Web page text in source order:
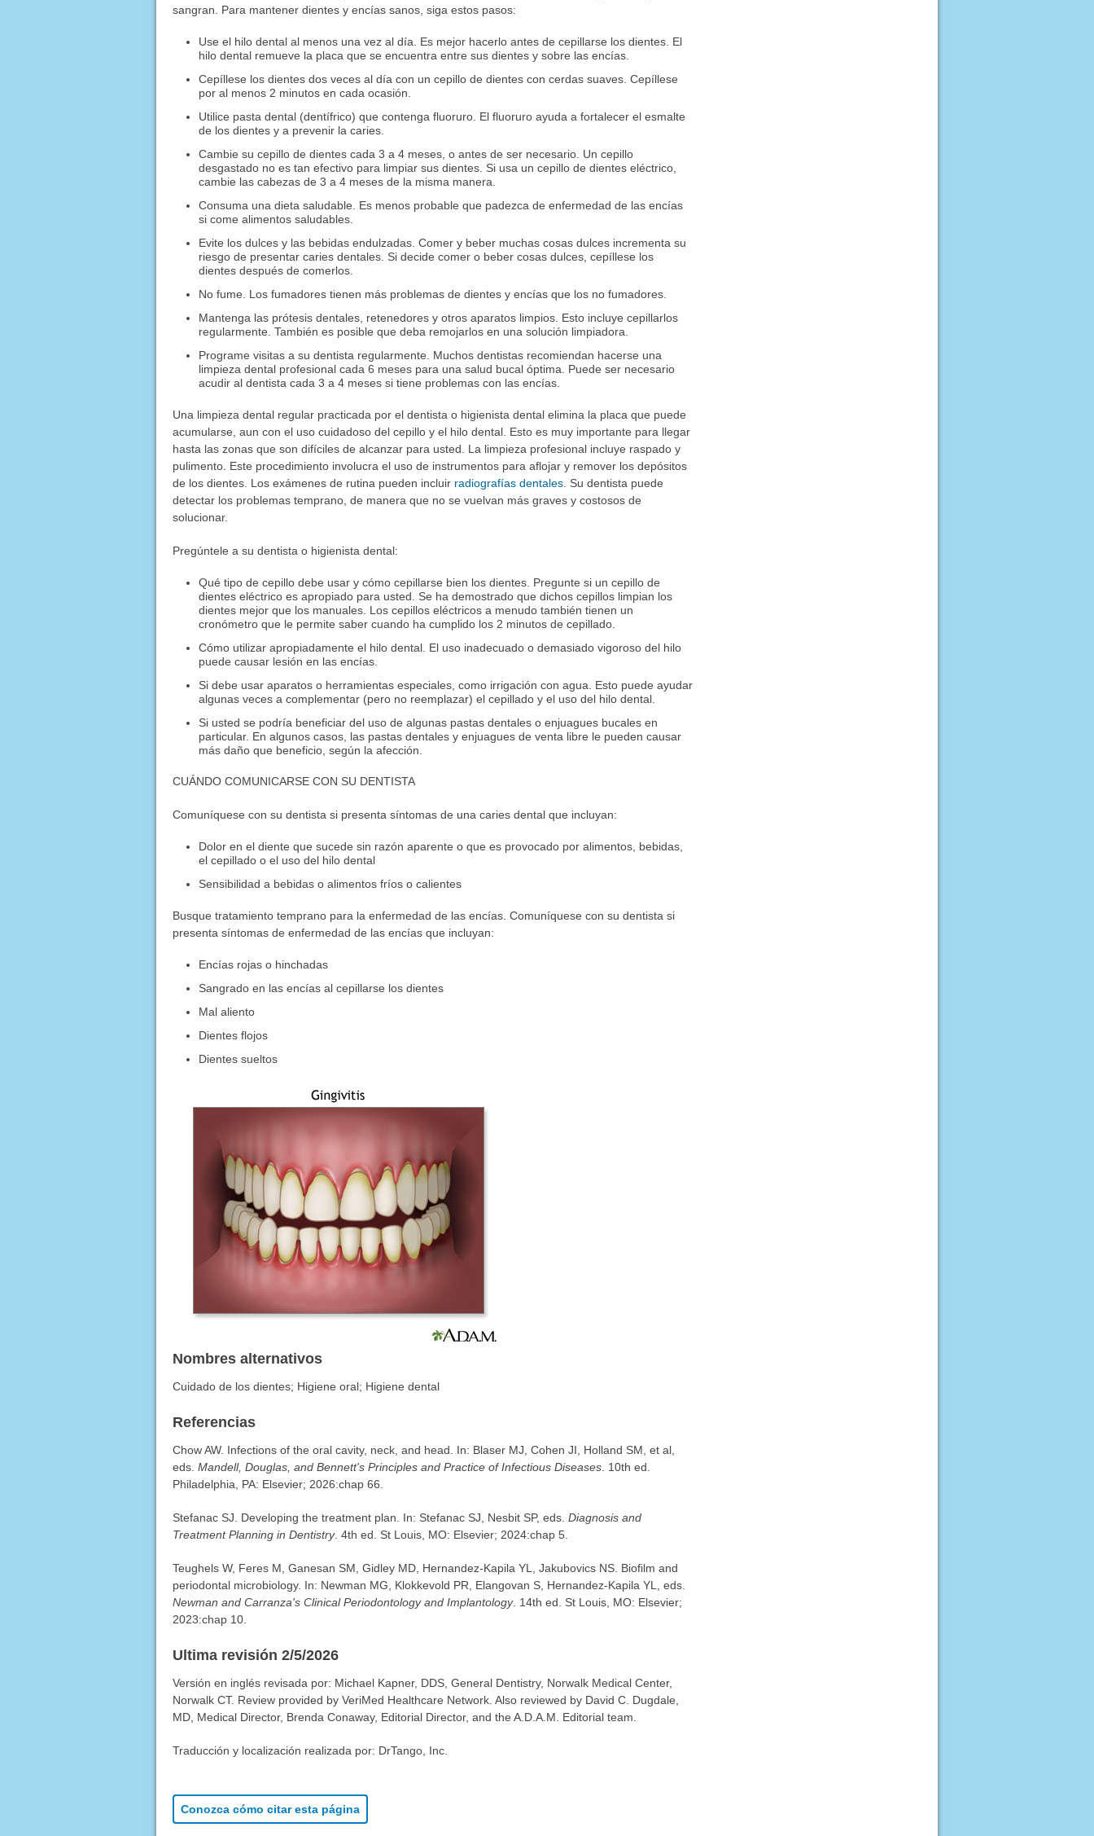
sangran. Para mantener dientes y encías sanos, siga estos pasos:
Use el hilo dental al menos una vez al día. Es mejor hacerlo antes de cepillarse los dientes. El
hilo dental remueve la placa que se encuentra entre sus dientes y sobre las encías.
Cepíllese los dientes dos veces al día con un cepillo de dientes con cerdas suaves. Cepíllese
por al menos 2 minutos en cada ocasión.
Utilice pasta dental (dentífrico) que contenga fluoruro. El fluoruro ayuda a fortalecer el esmalte
de los dientes y a prevenir la caries.
Cambie su cepillo de dientes cada 3 a 4 meses, o antes de ser necesario. Un cepillo
desgastado no es tan efectivo para limpiar sus dientes. Si usa un cepillo de dientes eléctrico,
cambie las cabezas de 3 a 4 meses de la misma manera.
Consuma una dieta saludable. Es menos probable que padezca de enfermedad de las encías
si come alimentos saludables.
Evite los dulces y las bebidas endulzadas. Comer y beber muchas cosas dulces incrementa su
riesgo de presentar caries dentales. Si decide comer o beber cosas dulces, cepíllese los
dientes después de comerlos.
No fume. Los fumadores tienen más problemas de dientes y encías que los no fumadores.
Mantenga las prótesis dentales, retenedores y otros aparatos limpios. Esto incluye cepillarlos
regularmente. También es posible que deba remojarlos en una solución limpiadora.
Programe visitas a su dentista regularmente. Muchos dentistas recomiendan hacerse una
limpieza dental profesional cada 6 meses para una salud bucal óptima. Puede ser necesario
acudir al dentista cada 3 a 4 meses si tiene problemas con las encías.
Una limpieza dental regular practicada por el dentista o higienista dental elimina la placa que puede
acumularse, aun con el uso cuidadoso del cepillo y el hilo dental. Esto es muy importante para llegar
hasta las zonas que son difíciles de alcanzar para usted. La limpieza profesional incluye raspado y
pulimento. Este procedimiento involucra el uso de instrumentos para aflojar y remover los depósitos
de los dientes. Los exámenes de rutina pueden incluir radiografías dentales. Su dentista puede
detectar los problemas temprano, de manera que no se vuelvan más graves y costosos de
solucionar.
Pregúntele a su dentista o higienista dental:
Qué tipo de cepillo debe usar y cómo cepillarse bien los dientes. Pregunte si un cepillo de
dientes eléctrico es apropiado para usted. Se ha demostrado que dichos cepillos limpian los
dientes mejor que los manuales. Los cepillos eléctricos a menudo también tienen un
cronómetro que le permite saber cuando ha cumplido los 2 minutos de cepillado.
Cómo utilizar apropiadamente el hilo dental. El uso inadecuado o demasiado vigoroso del hilo
puede causar lesión en las encías.
Si debe usar aparatos o herramientas especiales, como irrigación con agua. Esto puede ayudar
algunas veces a complementar (pero no reemplazar) el cepillado y el uso del hilo dental.
Si usted se podría beneficiar del uso de algunas pastas dentales o enjuagues bucales en
particular. En algunos casos, las pastas dentales y enjuagues de venta libre le pueden causar
más daño que beneficio, según la afección.
CUÁNDO COMUNICARSE CON SU DENTISTA
Comuníquese con su dentista si presenta síntomas de una caries dental que incluyan:
Dolor en el diente que sucede sin razón aparente o que es provocado por alimentos, bebidas,
el cepillado o el uso del hilo dental
Sensibilidad a bebidas o alimentos fríos o calientes
Busque tratamiento temprano para la enfermedad de las encías. Comuníquese con su dentista si
presenta síntomas de enfermedad de las encías que incluyan:
Encías rojas o hinchadas
Sangrado en las encías al cepillarse los dientes
Mal aliento
Dientes flojos
Dientes sueltos
Nombres alternativos
Cuidado de los dientes; Higiene oral; Higiene dental
Referencias
Chow AW. Infections of the oral cavity, neck, and head. In: Blaser MJ, Cohen JI, Holland SM, et al,
eds. Mandell, Douglas, and Bennett's Principles and Practice of Infectious Diseases. 10th ed.
Philadelphia, PA: Elsevier; 2026:chap 66.
Stefanac SJ. Developing the treatment plan. In: Stefanac SJ, Nesbit SP, eds. Diagnosis and
Treatment Planning in Dentistry. 4th ed. St Louis, MO: Elsevier; 2024:chap 5.
Teughels W, Feres M, Ganesan SM, Gidley MD, Hernandez-Kapila YL, Jakubovics NS. Biofilm and
periodontal microbiology. In: Newman MG, Klokkevold PR, Elangovan S, Hernandez-Kapila YL, eds.
Newman and Carranza's Clinical Periodontology and Implantology. 14th ed. St Louis, MO: Elsevier;
2023:chap 10.
Ultima revisión 2/5/2026
Versión en inglés revisada por: Michael Kapner, DDS, General Dentistry, Norwalk Medical Center,
Norwalk CT. Review provided by VeriMed Healthcare Network. Also reviewed by David C. Dugdale,
MD, Medical Director, Brenda Conaway, Editorial Director, and the A.D.A.M. Editorial team.
Traducción y localización realizada por: DrTango, Inc.
Conozca cómo citar esta página